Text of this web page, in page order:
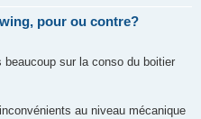
pour ou contre?
sur la conso du boitier
au niveau mécanique